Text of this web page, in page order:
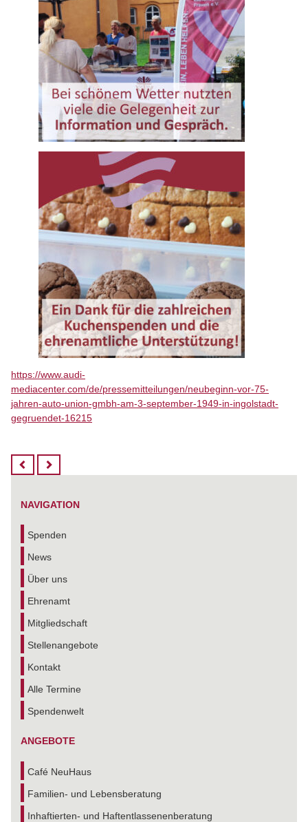
https://www.audi-
mediacenter.com/de/pressemitteilungen/neubeginn-vor-75-
jahren-auto-union-gmbh-am-3-september-1949-in-ingolstadt-
gegruendet-16215
NAVIGATION
Spenden
News
Über uns
Ehrenamt
Mitgliedschaft
Stellenangebote
Kontakt
Alle Termine
Spendenwelt
ANGEBOTE
Café NeuHaus
Familien- und Lebensberatung
Inhaftierten- und Haftentlassenenberatung